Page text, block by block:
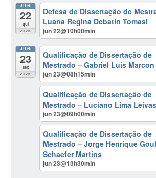
JUN
22
qui
2023
Defesa de Dissertação de
Luana Regina Debatin Tomasi
jun 22@10h00min
JUN
23
sex
2023
Qualificação de Dissertação de
Mestrado – Gabriel Luis
jun 23@08h15min
Qualificação de Dissertação de
Mestrado – Luciano Lima Leivas
jun 23@09h00min
Qualificação de Dissertação de
Mestrado – Jorge Henrique
Schaefer Martins
jun 23@13h30min